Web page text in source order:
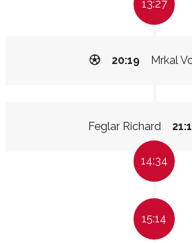
13:27
Mrkal
20:19
Feglar Richard
14:34
15:14